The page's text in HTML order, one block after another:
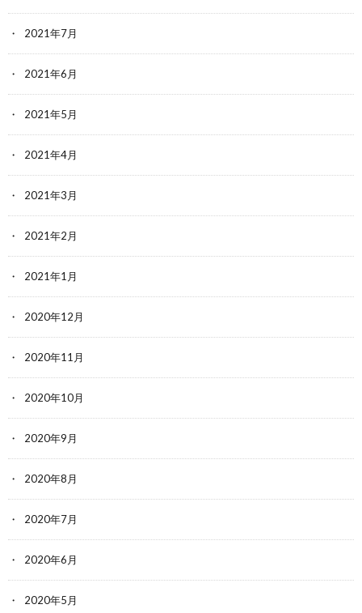
2021年7月
2021年6月
2021年5月
2021年4月
2021年3月
2021年2月
2021年1月
2020年12月
2020年11月
2020年10月
2020年9月
2020年8月
2020年7月
2020年6月
2020年5月